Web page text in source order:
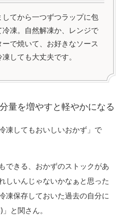
てから一つずつラップに包
凍。自然解凍か、レンジで
で焼いて、お好きなソース
しても大丈夫です。
量を増やすと軽やかになる
凍してもおいしいおかず」で
できる、おかずのストックがあ
しいんじゃないかなぁと思った
凍保存しておいた過去の自分に
と関さん。